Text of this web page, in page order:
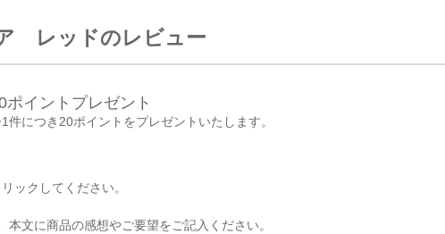
レッドのレビュー
イントプレゼント
につき20ポイントをプレゼントいたします。
ックしてください。
文に商品の感想やご要望をご記入ください。